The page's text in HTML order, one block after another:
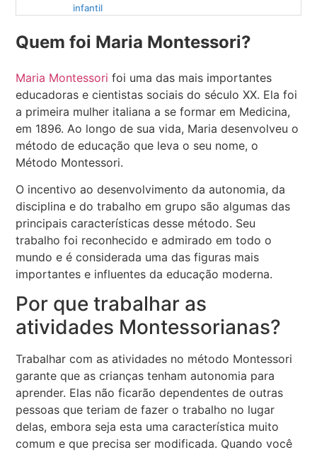
infantil
Quem foi Maria Montessori?
Maria Montessori foi uma das mais importantes
educadoras e cientistas sociais do século XX. Ela foi
a primeira mulher italiana a se formar em Medicina,
em 1896. Ao longo de sua vida, Maria desenvolveu o
método de educação que leva o seu nome, o
Método Montessori.
O incentivo ao desenvolvimento da autonomia, da
disciplina e do trabalho em grupo são algumas das
principais características desse método. Seu
trabalho foi reconhecido e admirado em todo o
mundo e é considerada uma das figuras mais
importantes e influentes da educação moderna.
Por que trabalhar as
atividades Montessorianas?
Trabalhar com as atividades no método Montessori
garante que as crianças tenham autonomia para
aprender. Elas não ficarão dependentes de outras
pessoas que teriam de fazer o trabalho no lugar
delas, embora seja esta uma característica muito
comum e que precisa ser modificada. Quando você